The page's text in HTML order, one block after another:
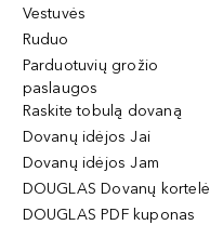
Vestuvės
Ruduo
Parduotuvių grožio
paslaugos
Raskite tobulą dovaną
Dovanų idėjos Jai
Dovanų idėjos Jam
DOUGLAS Dovanų kortelė
DOUGLAS PDF kuponas